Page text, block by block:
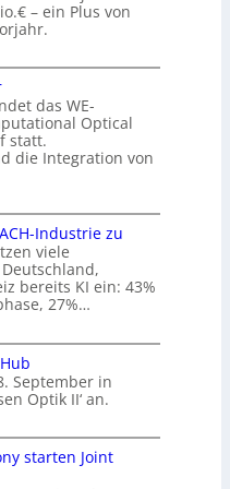
– ein Plus von
das WE-
Optical
statt.
die Integration von
Industrie zu
viele
bereits KI ein: 43%
27%…
September in
Optik II‘ an.
starten Joint